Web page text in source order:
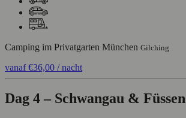
Camping im Privatgarten München Gilching
vanaf€36,00 / nacht
Dag 4 – Schwangau & Füssen